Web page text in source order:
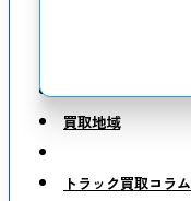
買取地域
トラック買取コラム